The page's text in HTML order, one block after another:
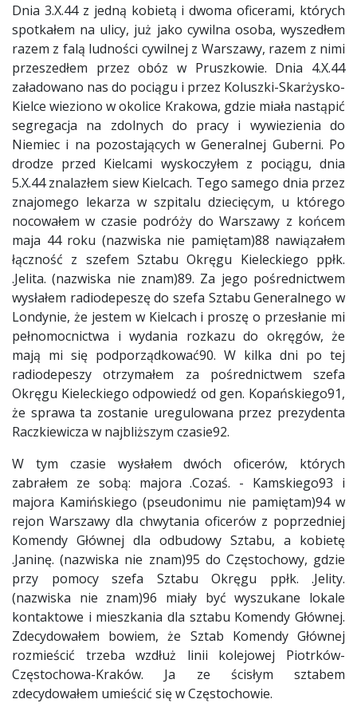
Dnia 3.X.44 z jedną kobietą i dwoma oficerami, których
spotkałem na ulicy, już jako cywilna osoba, wyszedłem
razem z falą ludności cywilnej z Warszawy, razem z nimi
przeszedłem przez obóz w Pruszkowie. Dnia 4.X.44
załadowano nas do pociągu i przez Koluszki-Skarżysko-
Kielce wieziono w okolice Krakowa, gdzie miała nastąpić
segregacja na zdolnych do pracy i wywiezienia do
Niemiec i na pozostających w Generalnej Guberni. Po
drodze przed Kielcami wyskoczyłem z pociągu, dnia
5.X.44 znalazłem siew Kielcach. Tego samego dnia przez
znajomego lekarza w szpitalu dziecięcym, u którego
nocowałem w czasie podróży do Warszawy z końcem
maja 44 roku (nazwiska nie pamiętam)88 nawiązałem
łączność z szefem Sztabu Okręgu Kieleckiego ppłk.
.Jelita. (nazwiska nie znam)89. Za jego pośrednictwem
wysłałem radiodepeszę do szefa Sztabu Generalnego w
Londynie, że jestem w Kielcach i proszę o przesłanie mi
pełnomocnictwa i wydania rozkazu do okręgów, że
mają mi się podporządkować90. W kilka dni po tej
radiodepeszy otrzymałem za pośrednictwem szefa
Okręgu Kieleckiego odpowiedź od gen. Kopańskiego91,
że sprawa ta zostanie uregulowana przez prezydenta
Raczkiewicza w najbliższym czasie92.
W tym czasie wysłałem dwóch oficerów, których
zabrałem ze sobą: majora .Cozaś. - Kamskiego93 i
majora Kamińskiego (pseudonimu nie pamiętam)94 w
rejon Warszawy dla chwytania oficerów z poprzedniej
Komendy Głównej dla odbudowy Sztabu, a kobietę
.Janinę. (nazwiska nie znam)95 do Częstochowy, gdzie
przy pomocy szefa Sztabu Okręgu ppłk. .Jelity.
(nazwiska nie znam)96 miały być wyszukane lokale
kontaktowe i mieszkania dla sztabu Komendy Głównej.
Zdecydowałem bowiem, że Sztab Komendy Głównej
rozmieścić trzeba wzdłuż linii kolejowej Piotrków-
Częstochowa-Kraków. Ja ze ścisłym sztabem
zdecydowałem umieścić się w Częstochowie.